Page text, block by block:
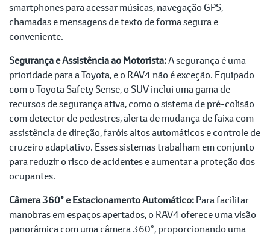
smartphones para acessar músicas, navegação GPS,
chamadas e mensagens de texto de forma segura e
conveniente.
Segurança e Assistência ao Motorista:A segurança é uma
prioridade para a Toyota, e o RAV4 não é exceção. Equipado
com o Toyota Safety Sense, o SUV inclui uma gama de
recursos de segurança ativa, como o sistema de pré-colisão
com detector de pedestres, alerta de mudança de faixa com
assistência de direção, faróis altos automáticos e controle de
cruzeiro adaptativo. Esses sistemas trabalham em conjunto
para reduzir o risco de acidentes e aumentar a proteção dos
ocupantes.
Câmera 360° e Estacionamento Automático:Para facilitar
manobras em espaços apertados, o RAV4 oferece uma visão
panorâmica com uma câmera 360°, proporcionando uma